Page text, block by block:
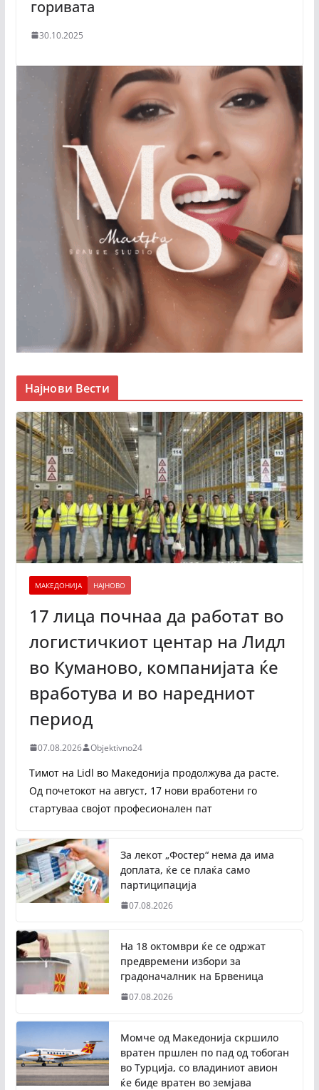
горивата
30.10.2025
Најнови Вести
МАКЕДОНИЈА НАЈНОВО
17 лица почнаа да работат во
логистичкиот центар на Лидл
во Куманово, компанијата ќе
вработува и во наредниот
период
07.08.2026 Objektivno24
Тимот на Lidl во Македонија продолжува да расте.
Од почетокот на август, 17 нови вработени го
стартуваа својот професионален пат
За лекот „Фостер“ нема да има
доплата, ќе се плаќа само
партиципација
07.08.2026
На 18 октомври ќе се одржат
предвремени избори за
градоначалник на Брвеница
07.08.2026
Момче од Македонија скршило
вратен пршлен по пад од тобоган
во Турција, со владиниот авион
ќе биде вратен во земјава